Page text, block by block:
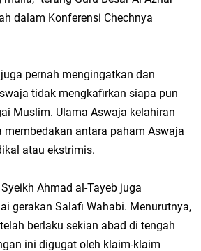
dalam Konferensi Chechnya
pernah mengingatkan dan
tidak mengkafirkan siapa pun
Muslim. Ulama Aswaja kelahiran
membedakan antara paham Aswaja
atau ekstrimis.
Ahmad al-Tayeb juga
gerakan Salafi Wahabi. Menurutnya,
berlaku sekian abad di tengah
ini digugat oleh klaim-klaim